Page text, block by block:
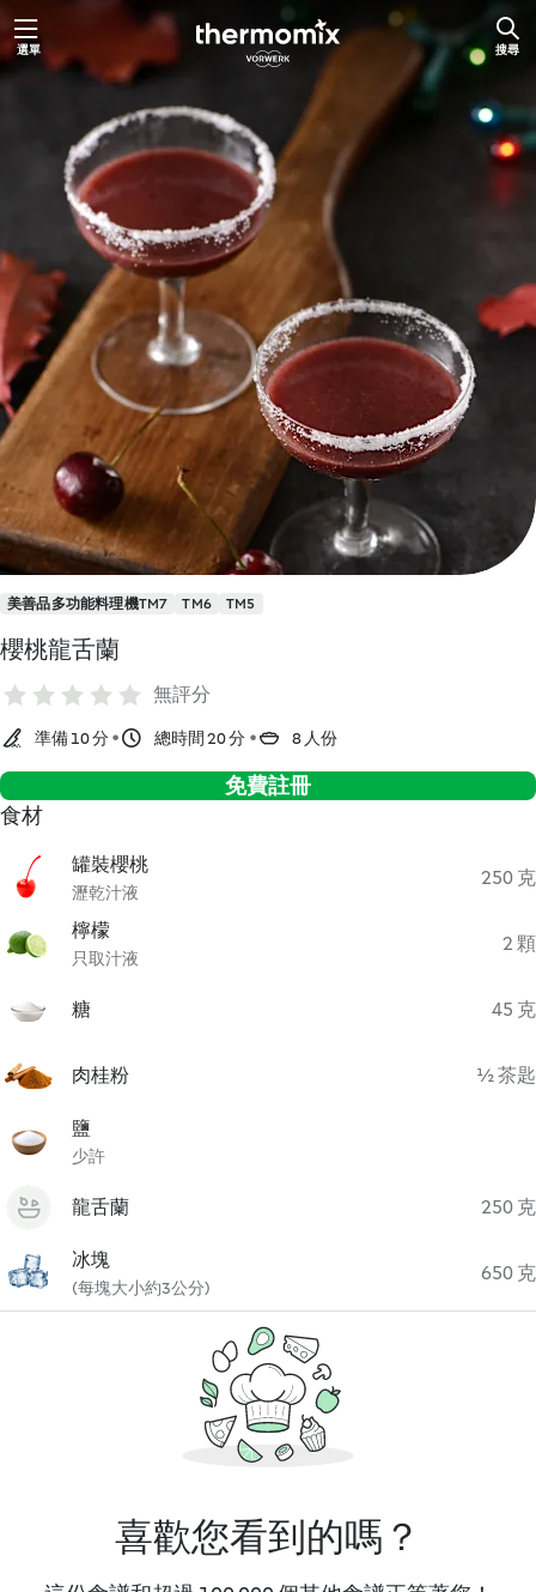
跳選單 搜尋
美善品多功能料理機TM7 TM6 TM5
櫻桃龍舌蘭
無評分
準備 10 分 總時間 20 分 8 人份
免費註冊
食材
罐裝櫻桃
瀝乾汁液
250 克
檸檬
只取汁液
2 顆
糖 45 克
肉桂粉 ½ 茶匙
鹽
少許
龍舌蘭 250 克
冰塊
(每塊大小約3公分)
650 克
喜歡您看到的嗎？